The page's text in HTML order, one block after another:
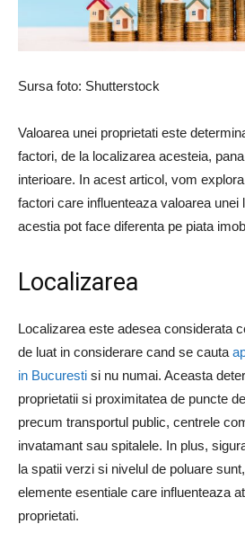
Sursa foto: Shutterstock
Valoarea unei proprietati este
factori, de la localizarea acesteia,
interioare. In acest articol, vom
factori care influenteaza valoarea unei
acestia pot face diferenta pe piata
Localizarea
Localizarea este adesea considerata
de luat in considerare cand se cauta
in Bucuresti si nu numai. Aceasta
proprietatii si proximitatea de puncte
precum transportul public, centrele
invatamant sau spitalele. In plus,
la spatii verzi si nivelul de poluare
elemente esentiale care influenteaza
proprietati.